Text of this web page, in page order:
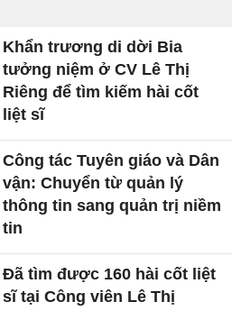
Khẩn trương di dời Bia
tưởng niệm ở CV Lê Thị
Riêng để tìm kiếm hài cốt
liệt sĩ
Công tác Tuyên giáo và Dân
vận: Chuyển từ quản lý
thông tin sang quản trị niềm
tin
Đã tìm được 160 hài cốt liệt
sĩ tại Công viên Lê Thị